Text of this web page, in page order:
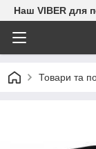
Наш VIBER для
Товари та